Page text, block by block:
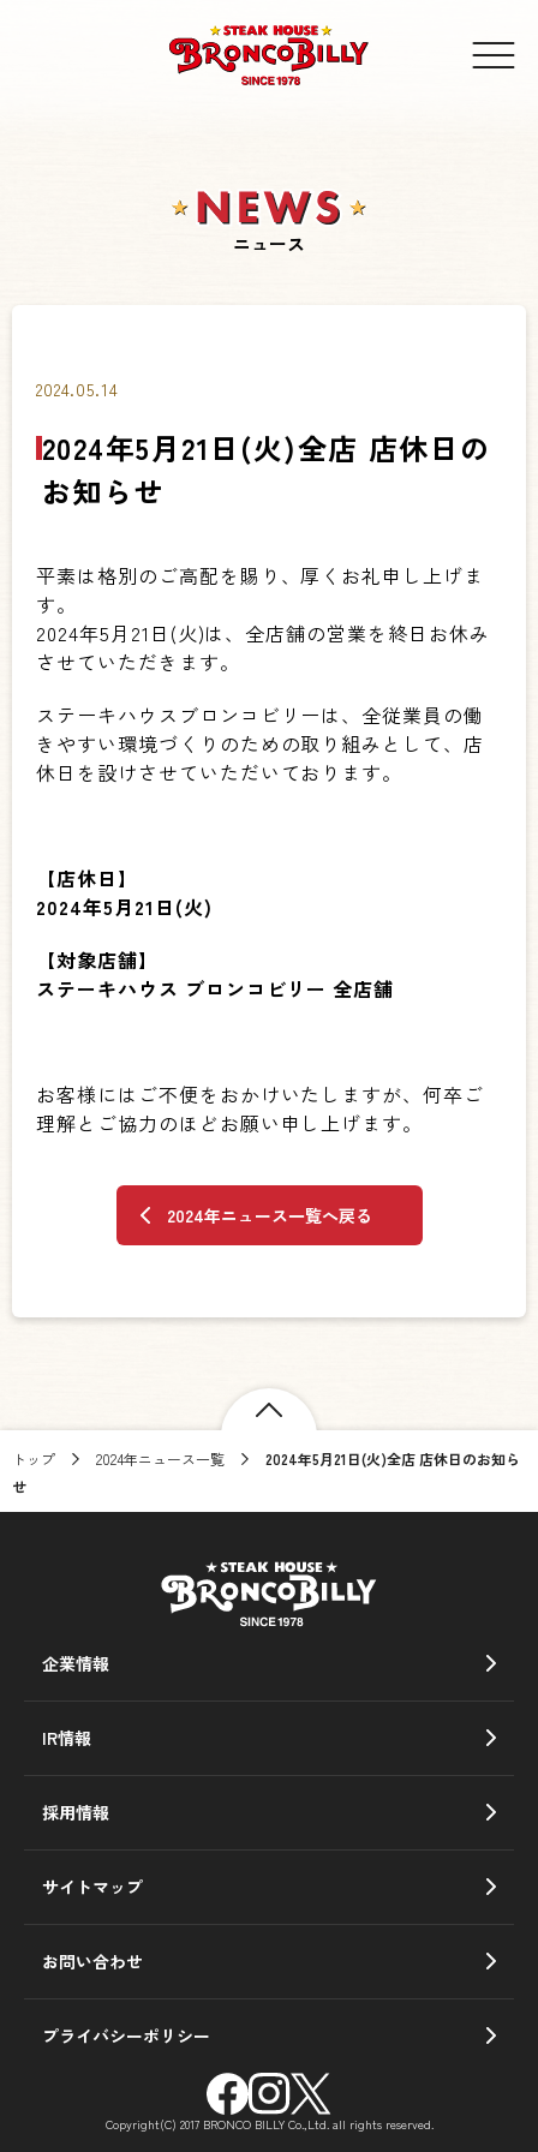
ニュース
2024.05.14
2024年5月21日(火)全店 店休日の
お知らせ
平素は格別のご高配を賜り、厚くお礼申し上げま
す。
2024年5月21日(火)は、全店舗の営業を終日お休み
させていただきます。
ステーキハウスブロンコビリーは、全従業員の働
きやすい環境づくりのための取り組みとして、店
休日を設けさせていただいております。
【店休日】
2024年5月21日(火)
【対象店舗】
ステーキハウス ブロンコビリー 全店舗
お客様にはご不便をおかけいたしますが、何卒ご
理解とご協力のほどお願い申し上げます。
2024年ニュース一覧へ戻る
トップ 2024年ニュース一覧
2024年5月21日(火)全店 店休日のお知ら
せ
企業情報
IR情報
採用情報
サイトマップ
お問い合わせ
プライバシーポリシー
Copyright(C) 2017 BRONCO BILLY Co.,Ltd. all rights reserved.